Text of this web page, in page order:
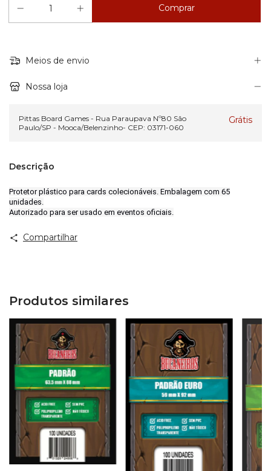
Meios de envio
Nossa loja
Pittas Board Games - Rua Paraupava Nº80 São
Paulo/SP - Mooca/Belenzinho- CEP: 03171-060
Grátis
Descrição
Protetor plástico para cards colecionáveis. Embalagem com 65
unidades.
Autorizado para ser usado em eventos oficiais.
Compartilhar
Produtos similares